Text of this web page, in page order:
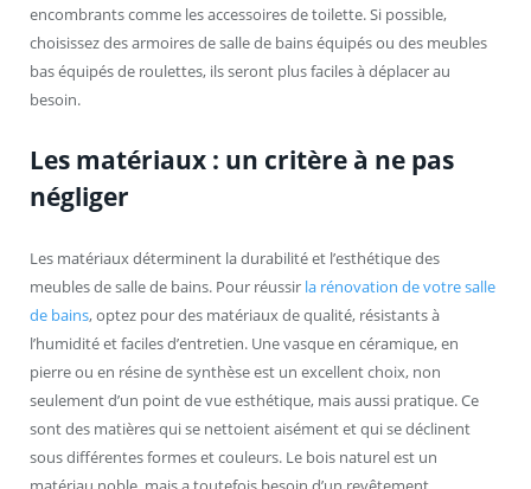
encombrants comme les accessoires de toilette. Si possible,
choisissez des armoires de salle de bains équipés ou des meubles
bas équipés de roulettes, ils seront plus faciles à déplacer au
besoin.
Les matériaux : un critère à ne pas
négliger
Les matériaux déterminent la durabilité et l’esthétique des
meubles de salle de bains. Pour réussir la rénovation de votre salle
de bains, optez pour des matériaux de qualité, résistants à
l’humidité et faciles d’entretien. Une vasque en céramique, en
pierre ou en résine de synthèse est un excellent choix, non
seulement d’un point de vue esthétique, mais aussi pratique. Ce
sont des matières qui se nettoient aisément et qui se déclinent
sous différentes formes et couleurs. Le bois naturel est un